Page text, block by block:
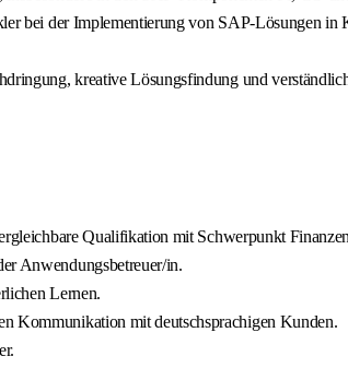
bei der Implementierung von SAP-Lösungen
kreative Lösungsfindung und
Qualifikation mit Schwerpunkt
Anwendungsbetreuer/in.
Lernen.
Kommunikation mit deutschsprachigen Kunden.